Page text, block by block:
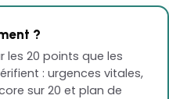
?
les 20 points que les
: urgences vitales,
sur 20 et plan de